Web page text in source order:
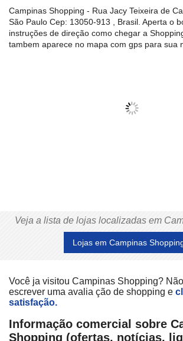
Campinas Shopping - Rua Jacy Teixeira de
São Paulo Cep: 13050-913 , Brasil. Aperta o
instruções de direção como chegar a
tambem aparece no mapa com gps para sua
Veja a lista de lojas localizadas em
Lojas em Campinas
Você ja visitou Campinas Shopping?
escrever uma avalia ção de shopping e
satisfação.
Informação comercial sobre
Shopping (ofertas, notícias,